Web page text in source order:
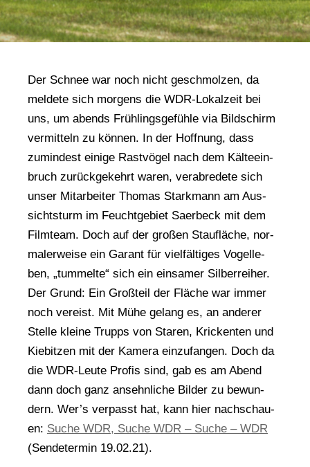
Der Schnee war noch nicht geschmol­zen, da
mel­de­te sich mor­gens die WDR-Lokal­zeit bei
uns, um abends Früh­lings­ge­füh­le via Bild­schirm
ver­mit­teln zu kön­nen. In der Hoff­nung, dass
zumin­dest eini­ge Rast­vö­gel nach dem Käl­te­ein­
bruch zurück­ge­kehrt waren, ver­ab­re­de­te sich
unser Mit­ar­bei­ter Tho­mas Stark­mann am Aus­
sichts­turm im Feucht­ge­biet Saer­beck mit dem
Film­team. Doch auf der gro­ßen Stau­flä­che, nor­
ma­ler­wei­se ein Garant für viel­fäl­ti­ges Vogel­le­
ben, „tum­mel­te“ sich ein ein­sa­mer Sil­ber­rei­her.
Der Grund: Ein Groß­teil der Flä­che war immer
noch ver­eist. Mit Mühe gelang es, an ande­rer
Stel­le klei­ne Trupps von Sta­ren, Krick­enten und
Kie­bit­zen mit der Kame­ra ein­zu­fan­gen. Doch da
die WDR-Leu­te Pro­fis sind, gab es am Abend
dann doch ganz ansehn­li­che Bil­der zu bewun­
dern. Wer’s ver­passt hat, kann hier nach­schau­
en: Suche WDR, Suche WDR – Suche – WDR
(Sen­de­ter­min 19.02.21).